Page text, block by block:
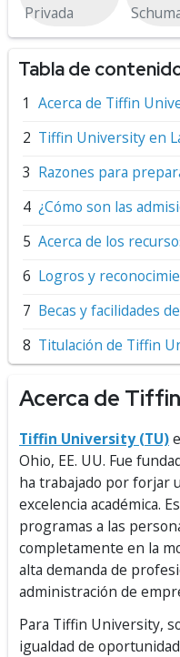
Privada
Tabla de
Acerca de Tiffin
Tiffin University en
Razones para
¿Cómo son las
Acerca de los
Logros y
Becas y facilidades
Titulación de Tiffin
Acerca de
Tiffin University (TU)
Ohio, EE. UU. Fue
ha trabajado por forjar
excelencia académica.
programas a las
completamente en la
alta demanda de
administración de
Para Tiffin University,
igualdad de